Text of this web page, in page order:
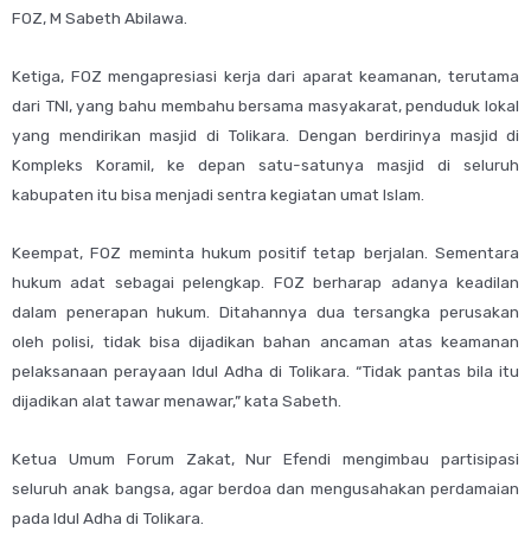
FOZ, M Sabeth Abilawa.
Ketiga, FOZ mengapresiasi kerja dari aparat keamanan, terutama
dari TNI, yang bahu membahu bersama masyakarat, penduduk lokal
yang mendirikan masjid di Tolikara. Dengan berdirinya masjid di
Kompleks Koramil, ke depan satu-satunya masjid di seluruh
kabupaten itu bisa menjadi sentra kegiatan umat Islam.
Keempat, FOZ meminta hukum positif tetap berjalan. Sementara
hukum adat sebagai pelengkap. FOZ berharap adanya keadilan
dalam penerapan hukum. Ditahannya dua tersangka perusakan
oleh polisi, tidak bisa dijadikan bahan ancaman atas keamanan
pelaksanaan perayaan Idul Adha di Tolikara. “Tidak pantas bila itu
dijadikan alat tawar menawar,” kata Sabeth.
Ketua Umum Forum Zakat, Nur Efendi mengimbau partisipasi
seluruh anak bangsa, agar berdoa dan mengusahakan perdamaian
pada Idul Adha di Tolikara.